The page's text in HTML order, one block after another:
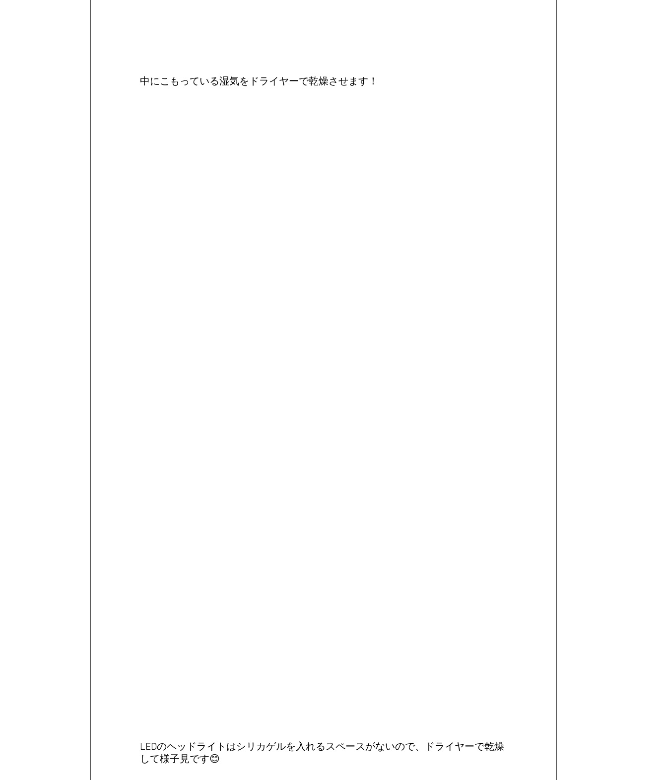
中にこもっている湿気をドライヤーで乾燥させます！
LEDのヘッドライトはシリカゲルを入れるスペースがないので、ドライヤーで乾燥
して様子見です😊